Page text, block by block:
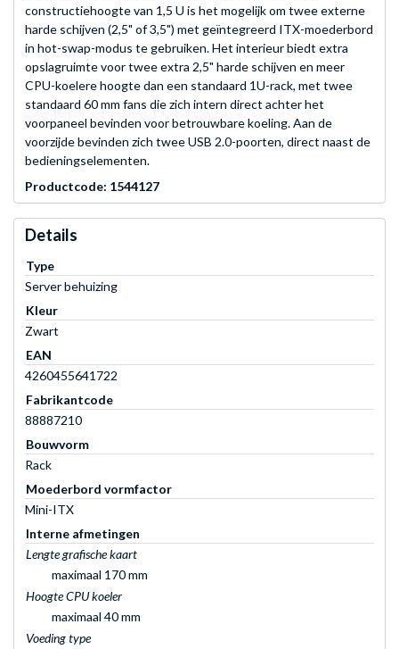
constructiehoogte van 1,5 U is het mogelijk om twee externe
harde schijven (2,5" of 3,5") met geïntegreerd ITX-moederbord
in hot-swap-modus te gebruiken. Het interieur biedt extra
opslagruimte voor twee extra 2,5" harde schijven en meer
CPU-koelere hoogte dan een standaard 1U-rack, met twee
standaard 60 mm fans die zich intern direct achter het
voorpaneel bevinden voor betrouwbare koeling. Aan de
voorzijde bevinden zich twee USB 2.0-poorten, direct naast de
bedieningselementen.
Productcode: 1544127
Details
Type
Server behuizing
Kleur
Zwart
EAN
4260455641722
Fabrikantcode
88887210
Bouwvorm
Rack
Moederbord vormfactor
Mini-ITX
Interne afmetingen
Lengte grafische kaart
maximaal 170 mm
Hoogte CPU koeler
maximaal 40 mm
Voeding type